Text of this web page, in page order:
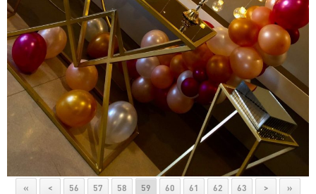
« < 56 57 58 59 60 61 62 63 > »